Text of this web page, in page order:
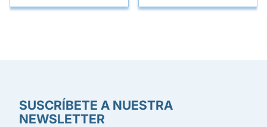
SUSCRÍBETE A NUESTRA
NEWSLETTER